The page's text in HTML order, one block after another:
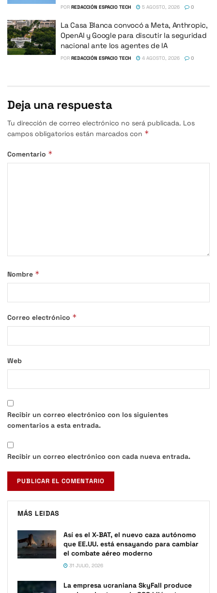
POR REDACCIÓN ESPACIO TECH 5 AGOSTO, 2026 0
La Casa Blanca convocó a Meta, Anthropic,
OpenAI y Google para discutir la seguridad
nacional ante los agentes de IA
POR REDACCIÓN ESPACIO TECH 4 AGOSTO, 2026 0
Deja una respuesta
Tu dirección de correo electrónico no será publicada. Los
campos obligatorios están marcados con *
Comentario *
Nombre *
Correo electrónico *
Web
Recibir un correo electrónico con los siguientes
comentarios a esta entrada.
Recibir un correo electrónico con cada nueva entrada.
MÁS LEIDAS
Así es el X-BAT, el nuevo caza autónomo
que EE.UU. está ensayando para cambiar
el combate aéreo moderno
31 JULIO, 2026
La empresa ucraniana SkyFall produce